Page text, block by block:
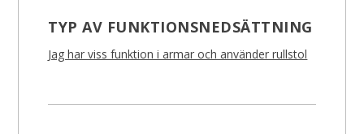
TYP AV FUNKTIONSNEDSÄTTNING
Jag har viss funktion i armar och använder rullstol